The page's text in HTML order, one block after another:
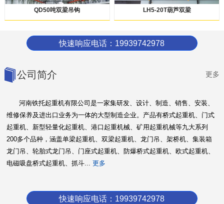
QD50吨双梁吊钩 LH5-20T葫芦双梁
快速响应电话：19939742978
公司简介 更多
河南铁托起重机有限公司是一家集研发、设计、制造、销售、安装、
维修保养及进出口业务为一体的大型制造企业。产品有桥式起重机、门式
起重机、新型轻量化起重机、港口起重机械、矿用起重机械等九大系列
200多个品种，涵盖单梁起重机、双梁起重机、龙门吊、架桥机、集装箱
龙门吊、轮胎式龙门吊、门座式起重机、防爆桥式起重机、欧式起重机、
电磁吸盘桥式起重机、抓斗... 更多
快速响应电话：19939742978